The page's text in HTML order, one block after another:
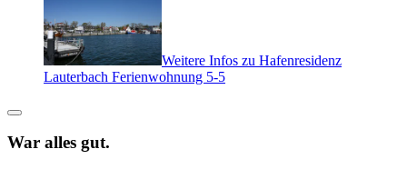
Weitere Infos zu Hafenresidenz
Lauterbach Ferienwohnung 5-5
War alles gut.